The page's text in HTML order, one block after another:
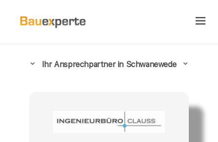
Ihr Ansprechpartner in Schwanewede